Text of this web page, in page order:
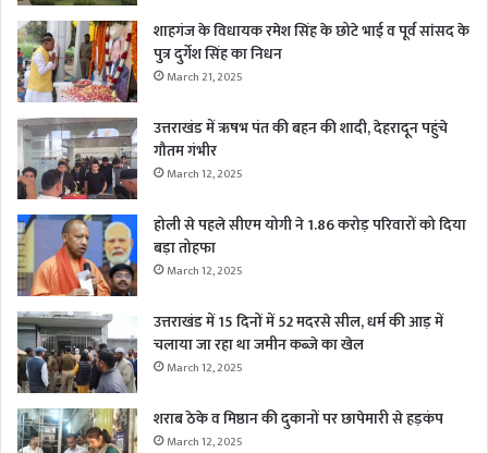
शाहगंज के विधायक रमेश सिंह के छोटे भाई व पूर्व सांसद के
पुत्र दुर्गेश सिंह का निधन
March 21, 2025
उत्तराखंड में ऋषभ पंत की बहन की शादी, देहरादून पहुंचे
गौतम गंभीर
March 12, 2025
होली से पहले सीएम योगी ने 1.86 करोड़ परिवारों को दिया
बड़ा तोहफा
March 12, 2025
उत्तराखंड में 15 दिनों में 52 मदरसे सील, धर्म की आड़ में
चलाया जा रहा था जमीन कब्जे का खेल
March 12, 2025
शराब ठेके व मिष्ठान की दुकानों पर छापेमारी से हड़कंप
March 12, 2025